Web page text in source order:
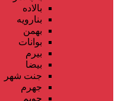
بالاده
بنارویه
بهمن
بوانات
بیرم
بیضا
جنت شهر
جهرم
جویم